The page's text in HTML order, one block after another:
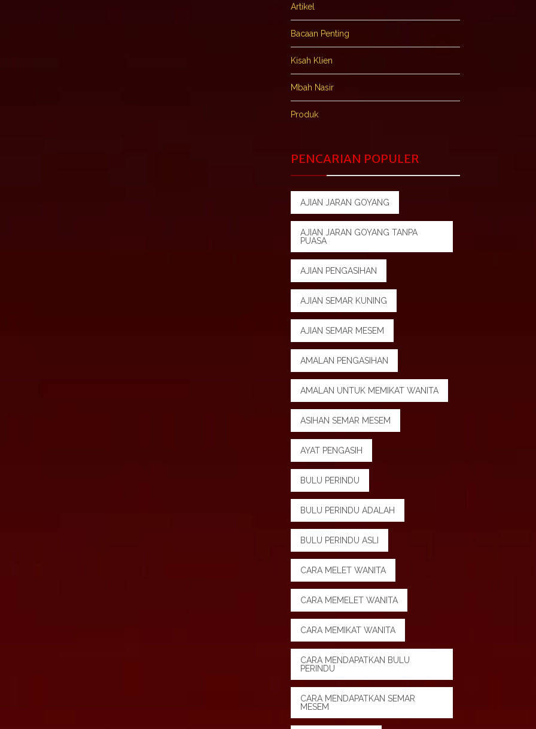
Artikel
Bacaan Penting
Kisah Klien
Mbah Nasir
Produk
PENCARIAN POPULER
AJIAN JARAN GOYANG
AJIAN JARAN GOYANG TANPA
PUASA
AJIAN PENGASIHAN
AJIAN SEMAR KUNING
AJIAN SEMAR MESEM
AMALAN PENGASIHAN
AMALAN UNTUK MEMIKAT WANITA
ASIHAN SEMAR MESEM
AYAT PENGASIH
BULU PERINDU
BULU PERINDU ADALAH
BULU PERINDU ASLI
CARA MELET WANITA
CARA MEMELET WANITA
CARA MEMIKAT WANITA
CARA MENDAPATKAN BULU
PERINDU
CARA MENDAPATKAN SEMAR
MESEM